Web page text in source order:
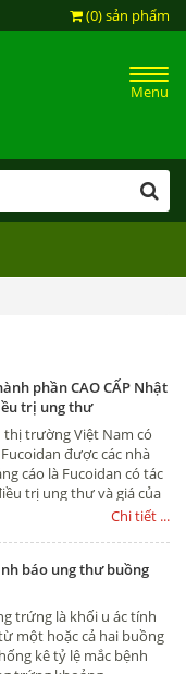
(0) sản phẩm
Menu
phần CAO CẤP Nhật
trị ung thư
thị trường Việt Nam có
được các nhà
cáo là Fucoidan có tác
trị ung thư và giá của
này cũng được bán
điểm khác biệt giữa các
là gì và thực sự cứ
tác dụng hỗ trợ điều trị
tế bào ung thư hay
bạn đọc bài viết sau nhé
Chi tiết ...
báo ung thư buồng
trứng là khối u ác tính
một hoặc cả hai buồng
kê tỷ lệ mắc bệnh